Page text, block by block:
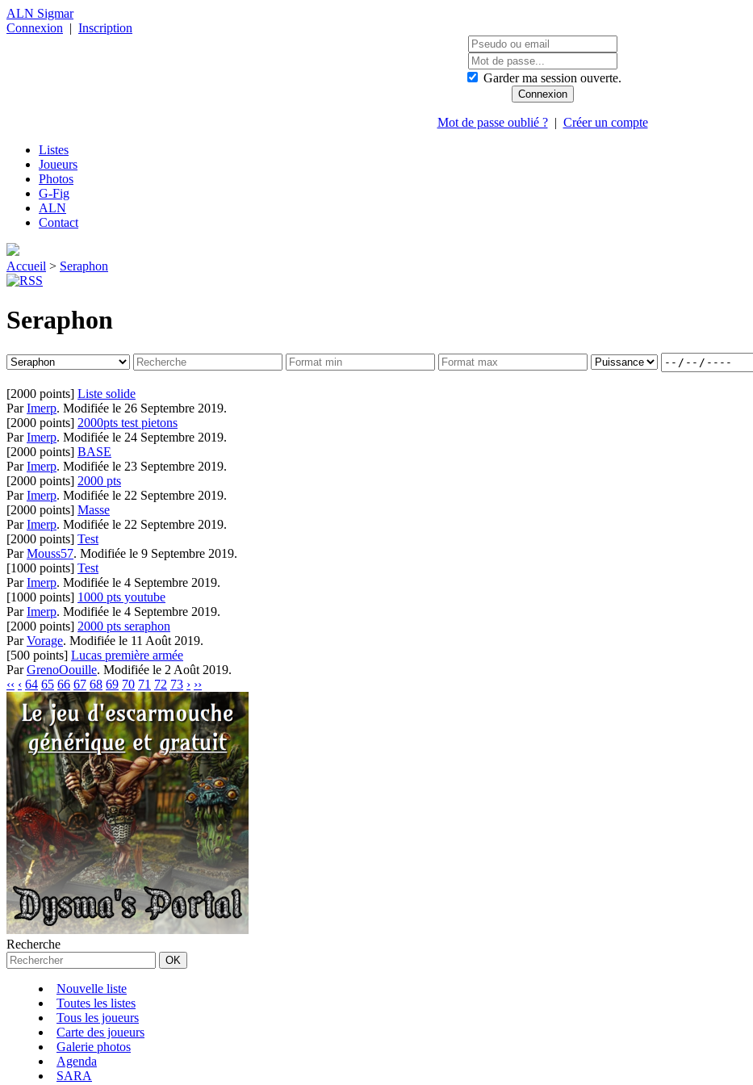
ALN Sigmar
Connexion | Inscription
Garder ma session ouverte.
Mot de passe oublié ?| Créer un compte
Listes
Joueurs
Photos
G-Fig
ALN
Contact
Accueil > Seraphon
Seraphon
[2000 points] Liste solide
ParImerp. Modifiée le 26 Septembre 2019.
[2000 points] 2000pts test pietons
ParImerp. Modifiée le 24 Septembre 2019.
[2000 points] BASE
ParImerp. Modifiée le 23 Septembre 2019.
[2000 points] 2000 pts
ParImerp. Modifiée le 22 Septembre 2019.
[2000 points] Masse
ParImerp. Modifiée le 22 Septembre 2019.
[2000 points] Test
ParMouss57. Modifiée le 9 Septembre 2019.
[1000 points] Test
ParImerp. Modifiée le 4 Septembre 2019.
[1000 points] 1000 pts youtube
ParImerp. Modifiée le 4 Septembre 2019.
[2000 points] 2000 pts seraphon
ParVorage. Modifiée le 11 Août 2019.
[500 points] Lucas première armée
ParGrenoOouille. Modifiée le 2 Août 2019.
‹‹ ‹ 64 65 66 67 68 69 70 71 72 73 › ››
Recherche
Nouvelle liste
Toutes les listes
Tous les joueurs
Carte des joueurs
Galerie photos
Agenda
SARA